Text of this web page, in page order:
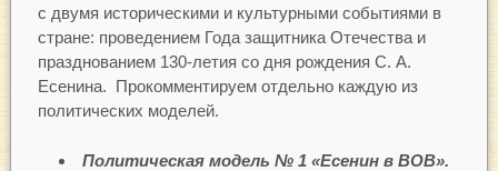
с двумя историческими и культурными событиями в
стране: проведением Года защитника Отечества и
празднованием 130-летия со дня рождения С. А.
Есенина. Прокомментируем отдельно каждую из
политических моделей.
Политическая модель № 1 «Есенин в ВОВ».